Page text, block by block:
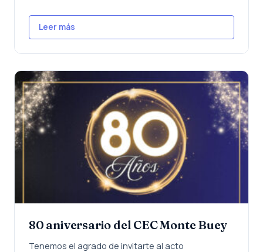
Leer más
80 aniversario del CEC Monte Buey
Tenemos el agrado de invitarte al acto